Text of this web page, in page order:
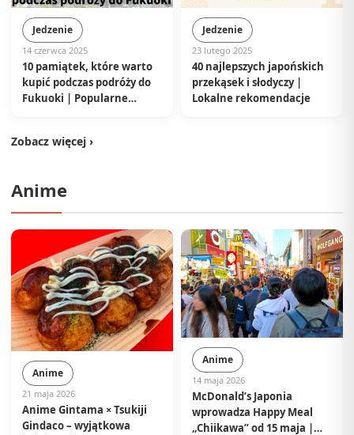
Jedzenie
14 czerwca 2025
10 pamiątek, które warto
kupić podczas podróży do
Fukuoki | Popularne
Jedzenie
23 lutego 2025
40 najlepszych japońskich
przekąsek i słodyczy |
Lokalne rekomendacje
Zobacz więcej ›
Anime
Anime
21 maja 2026
Anime Gintama × Tsukiji
Gindaco – wyjątkowa
Anime
14 maja 2026
McDonald’s Japonia
wprowadza Happy Meal
„Chiikawa” od 15 maja |